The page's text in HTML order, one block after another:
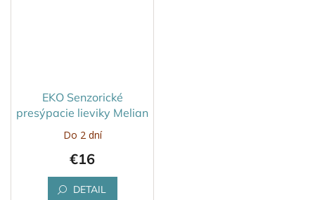
EKO Senzorické
presýpacie lieviky Melian
Do 2 dní
€16
DETAIL